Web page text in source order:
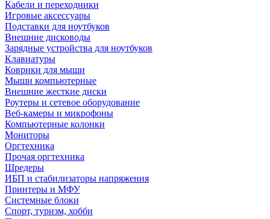
Кабели и переходники
Игровые аксессуары
Подставки для ноутбуков
Внешние дисководы
Зарядные устройства для ноутбуков
Клавиатуры
Коврики для мыши
Мыши компьютерные
Внешние жесткие диски
Роутеры и сетевое оборудование
Веб-камеры и микрофоны
Компьютерные колонки
Мониторы
Оргтехника
Прочая оргтехника
Шредеры
ИБП и стабилизаторы напряжения
Принтеры и МФУ
Системные блоки
Спорт, туризм, хобби